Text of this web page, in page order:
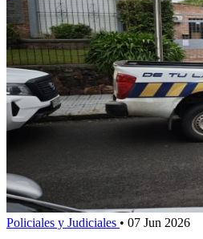
Policiales y Judiciales • 07 Jun 2026